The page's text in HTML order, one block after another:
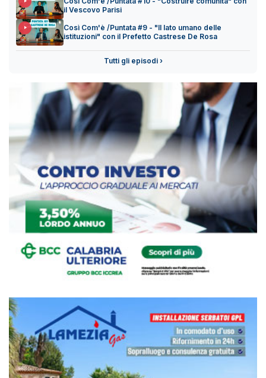
il Vescovo Parisi
Così Com'è /Puntata #9 - "Il lato umano delle
istituzioni" con il Prefetto Castrese De Rosa
Tutti gli episodi ›